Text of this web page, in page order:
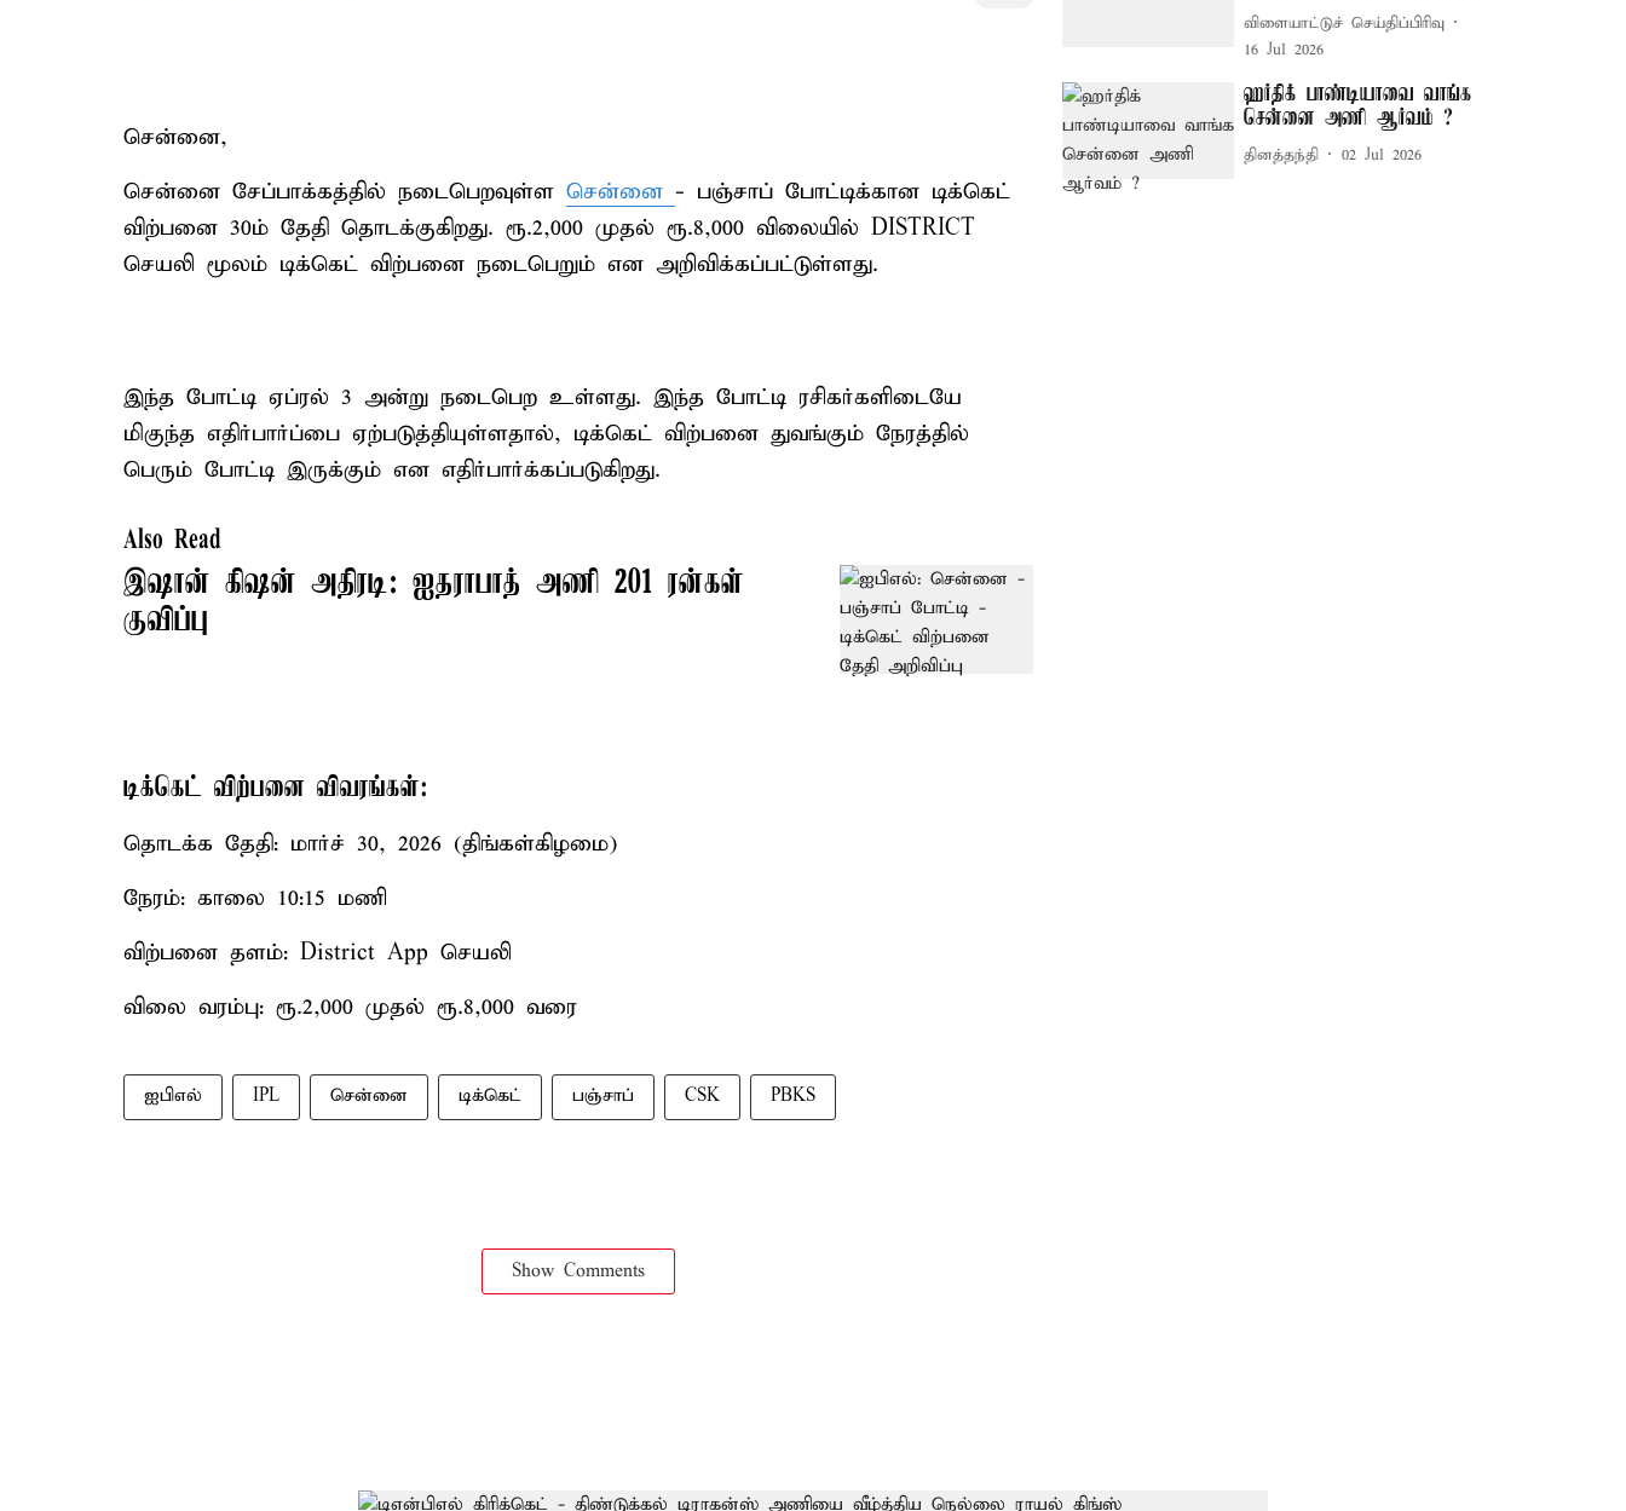
சென்னை,
சென்னை சேப்பாக்கத்தில் நடைபெறவுள்ள சென்னை - பஞ்சாப் போட்டிக்கான டிக்கெட்
விற்பனை 30ம் தேதி தொடக்குகிறது. ரூ.2,000 முதல் ரூ.8,000 விலையில் DISTRICT
செயலி மூலம் டிக்கெட் விற்பனை நடைபெறும் என அறிவிக்கப்பட்டுள்ளது.
இந்த போட்டி ஏப்ரல் 3 அன்று நடைபெற உள்ளது. இந்த போட்டி ரசிகர்களிடையே
மிகுந்த எதிர்பார்ப்பை ஏற்படுத்தியுள்ளதால், டிக்கெட் விற்பனை துவங்கும் நேரத்தில்
பெரும் போட்டி இருக்கும் என எதிர்பார்க்கப்படுகிறது.
Also Read
இஷான் கிஷன் அதிரடி: ஐதராபாத் அணி 201 ரன்கள்
குவிப்பு
டிக்கெட் விற்பனை விவரங்கள்:
தொடக்க தேதி: மார்ச் 30, 2026 (திங்கள்கிழமை)
நேரம்: காலை 10:15 மணி
விற்பனை தளம்: District App செயலி
விலை வரம்பு: ரூ.2,000 முதல் ரூ.8,000 வரை
ஐபிஎல் IPL சென்னை டிக்கெட் பஞ்சாப் CSK PBKS
Show Comments
விளையாட்டுச் செய்திப்பிரிவு
16 Jul 2026
ஹர்திக் பாண்டியாவை வாங்க
சென்னை அணி ஆர்வம் ?
தினத்தந்தி 02 Jul 2026